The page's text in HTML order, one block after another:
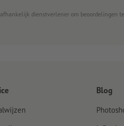
dienstverlener om beoordelingen
Blog